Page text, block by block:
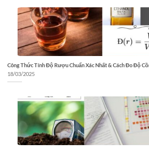
Công Thức Tính Độ Rượu Chuẩn Xác Nhất & Cách Đo Độ
18/03/2025